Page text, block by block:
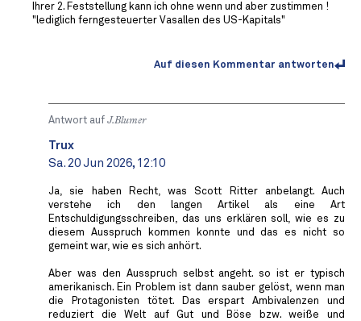
Ihrer 2. Feststellung kann ich ohne wenn und aber zustimmen !
"lediglich ferngesteuerter Vasallen des US-Kapitals"
Auf diesen Kommentar antworten
Antwort auf J.Blumer
Trux
Sa. 20 Jun 2026, 12:10
Ja, sie haben Recht, was Scott Ritter anbelangt. Auch
verstehe ich den langen Artikel als eine Art
Entschuldigungsschreiben, das uns erklären soll, wie es zu
diesem Ausspruch kommen konnte und das es nicht so
gemeint war, wie es sich anhört.
Aber was den Ausspruch selbst angeht. so ist er typisch
amerikanisch. Ein Problem ist dann sauber gelöst, wenn man
die Protagonisten tötet. Das erspart Ambivalenzen und
reduziert die Welt auf Gut und Böse bzw. weiße und